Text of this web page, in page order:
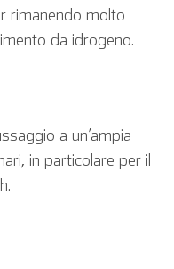
rimanendo molto
da idrogeno.
a un’ampia
in particolare per il